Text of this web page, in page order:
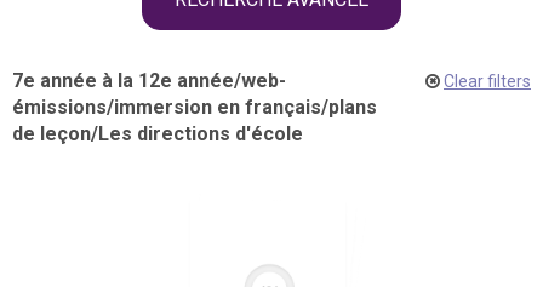
7e année à la 12e année/web-
émissions/immersion en français/plans
de leçon/Les directions d'école
Clear filters